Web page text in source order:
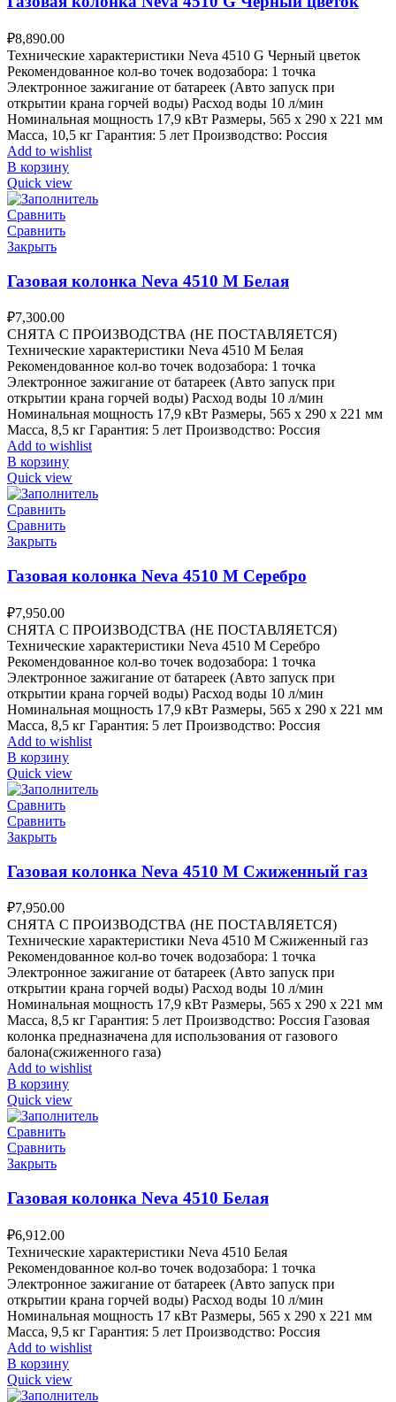
₽8,890.00
Технические характеристики Neva 4510 G Черный цветок
Рекомендованное кол-во точек водозабора: 1 точка
Электронное зажигание от батареек (Авто запуск при
открытии крана горчей воды) Расход воды 10 л/мин
Номинальная мощность 17,9 кВт Размеры, 565 х 290 х 221 мм
Масса, 10,5 кг Гарантия: 5 лет Производство: Россия
Add to wishlist
В корзину
Quick view
Сравнить
Сравнить
Закрыть
Газовая колонка Neva 4510 M Белая
₽7,300.00
СНЯТА С ПРОИЗВОДСТВА (НЕ ПОСТАВЛЯЕТСЯ)
Технические характеристики Neva 4510 M Белая
Рекомендованное кол-во точек водозабора: 1 точка
Электронное зажигание от батареек (Авто запуск при
открытии крана горчей воды) Расход воды 10 л/мин
Номинальная мощность 17,9 кВт Размеры, 565 х 290 х 221 мм
Масса, 8,5 кг Гарантия: 5 лет Производство: Россия
Add to wishlist
В корзину
Quick view
Сравнить
Сравнить
Закрыть
Газовая колонка Neva 4510 M Серебро
₽7,950.00
СНЯТА С ПРОИЗВОДСТВА (НЕ ПОСТАВЛЯЕТСЯ)
Технические характеристики Neva 4510 M Серебро
Рекомендованное кол-во точек водозабора: 1 точка
Электронное зажигание от батареек (Авто запуск при
открытии крана горчей воды) Расход воды 10 л/мин
Номинальная мощность 17,9 кВт Размеры, 565 х 290 х 221 мм
Масса, 8,5 кг Гарантия: 5 лет Производство: Россия
Add to wishlist
В корзину
Quick view
Сравнить
Сравнить
Закрыть
Газовая колонка Neva 4510 M Сжиженный газ
₽7,950.00
СНЯТА С ПРОИЗВОДСТВА (НЕ ПОСТАВЛЯЕТСЯ)
Технические характеристики Neva 4510 M Сжиженный газ
Рекомендованное кол-во точек водозабора: 1 точка
Электронное зажигание от батареек (Авто запуск при
открытии крана горчей воды) Расход воды 10 л/мин
Номинальная мощность 17,9 кВт Размеры, 565 х 290 х 221 мм
Масса, 8,5 кг Гарантия: 5 лет Производство: Россия Газовая
колонка предназначена для использования от газового
балона(сжиженного газа)
Add to wishlist
В корзину
Quick view
Сравнить
Сравнить
Закрыть
Газовая колонка Neva 4510 Белая
₽6,912.00
Технические характеристики Neva 4510 Белая
Рекомендованное кол-во точек водозабора: 1 точка
Электронное зажигание от батареек (Авто запуск при
открытии крана горчей воды) Расход воды 10 л/мин
Номинальная мощность 17 кВт Размеры, 565 х 290 х 221 мм
Масса, 9,5 кг Гарантия: 5 лет Производство: Россия
Add to wishlist
В корзину
Quick view